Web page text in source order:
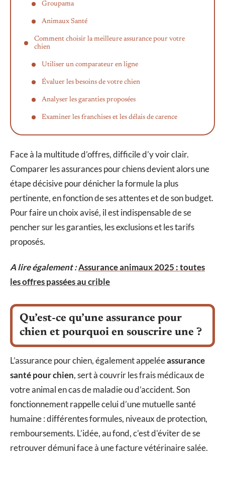
Groupama
Animaux Santé
Comment choisir la meilleure assurance pour votre
chien
Utiliser un comparateur en ligne
Évaluer les besoins de votre chien
Analyser les garanties proposées
Examiner les franchises et les délais de carence
Face à la multitude d’offres, difficile d’y voir clair.
Comparer les assurances pour chiens devient alors une
étape décisive pour dénicher la formule la plus
pertinente, en fonction de ses attentes et de son budget.
Pour faire un choix avisé, il est indispensable de se
pencher sur les garanties, les exclusions et les tarifs
proposés.
A lire également :Assurance animaux 2025 : toutes
les offres passées au crible
Qu’est-ce qu’une assurance pour
chien et pourquoi en souscrire une ?
L’assurance pour chien, également appeléeassurance
santé pour chien, sert à couvrir les frais médicaux de
votre animal en cas de maladie ou d’accident. Son
fonctionnement rappelle celui d’une mutuelle santé
humaine : différentes formules, niveaux de protection,
remboursements. L’idée, au fond, c’est d’éviter de se
retrouver démuni face à une facture vétérinaire salée.